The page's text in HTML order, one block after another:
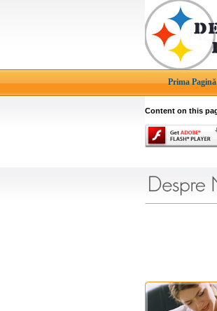
Prima Pagină
Content on this